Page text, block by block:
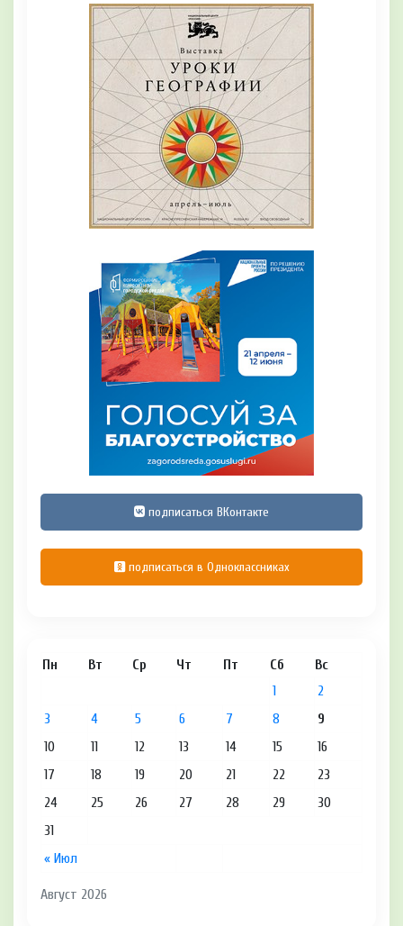
подписаться ВКонтакте
подписаться в Одноклассниках
Август 2026
Пн Вт Ср Чт Пт Сб Вс
« Июл
1
2
3
4 5 6 7 8
9
10
11 12 13 14 15
16
17
18 19 20 21 22
23
24
25 26 27 28 29
30
31